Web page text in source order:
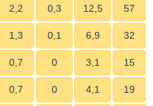
2,2 0,3 12,5 57
1,3 0,1 6,9 32
0,7 0 3,1 15
0,7 0 4,1 19